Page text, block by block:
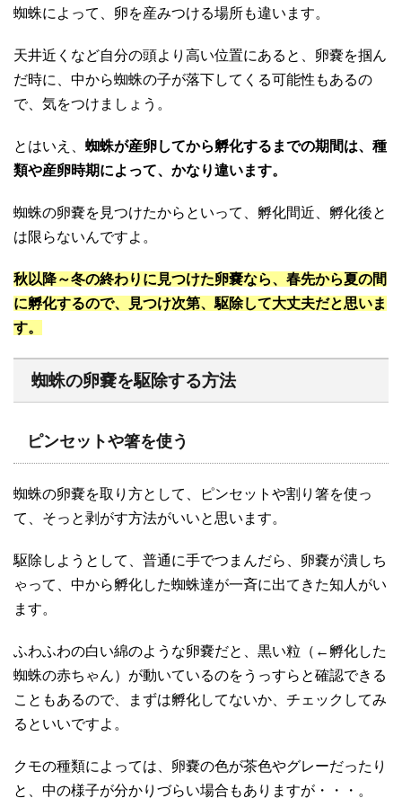
蜘蛛によって、卵を産みつける場所も違います。
天井近くなど自分の頭より高い位置にあると、卵嚢を掴ん
だ時に、中から蜘蛛の子が落下してくる可能性もあるの
で、気をつけましょう。
とはいえ、 蜘蛛が産卵してから孵化するまでの期間は、種
類や産卵時期によって、かなり違います。
蜘蛛の卵嚢を見つけたからといって、孵化間近、孵化後と
は限らないんですよ。
秋以降～冬の終わりに見つけた卵嚢なら、春先から夏の間
に孵化するので、見つけ次第、駆除して大丈夫だと思いま
す。
蜘蛛の卵嚢を駆除する方法
ピンセットや箸を使う
蜘蛛の卵嚢を取り方として、ピンセットや割り箸を使っ
て、そっと剥がす方法がいいと思います。
駆除しようとして、普通に手でつまんだら、卵嚢が潰しち
ゃって、中から孵化した蜘蛛達が一斉に出てきた知人がい
ます。
ふわふわの白い綿のような卵嚢だと、黒い粒（←孵化した
蜘蛛の赤ちゃん）が動いているのをうっすらと確認できる
こともあるので、まずは孵化してないか、チェックしてみ
るといいですよ。
クモの種類によっては、卵嚢の色が茶色やグレーだったり
と、中の様子が分かりづらい場合もありますが・・・。